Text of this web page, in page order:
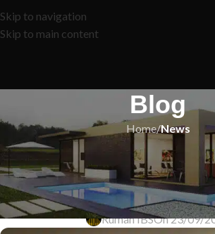
Skip to navigation
Skip to main content
Blog
Home/News
NEWS
Pinjaman Perumahan
Miliki Rumah Impian
Rumah IBSOn 23/09/